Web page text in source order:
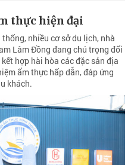
thực hiện đại
nhiều cơ sở du lịch, nhà
Lâm Đồng đang chú trọng đổi
hợp hài hòa các đặc sản địa
ẩm thực hấp dẫn, đáp ứng
khách.